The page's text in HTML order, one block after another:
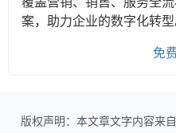
案，助力企业的数字化转型
免
版权声明：本文章文字内容来